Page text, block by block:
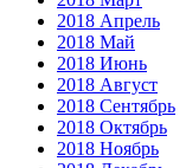
2018 Апрель
2018 Май
2018 Июнь
2018 Август
2018 Сентябрь
2018 Октябрь
2018 Ноябрь